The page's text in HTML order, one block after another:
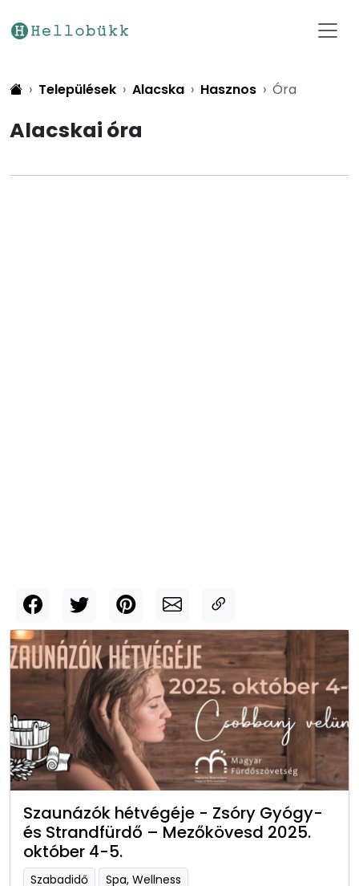
Települések Alacska Hasznos Óra
Alacskai óra
Szaunázók hétvégéje - Zsóry Gyógy-
és Strandfürdő – Mezőkövesd 2025.
október 4-5.
Szabadidő Spa, Wellness